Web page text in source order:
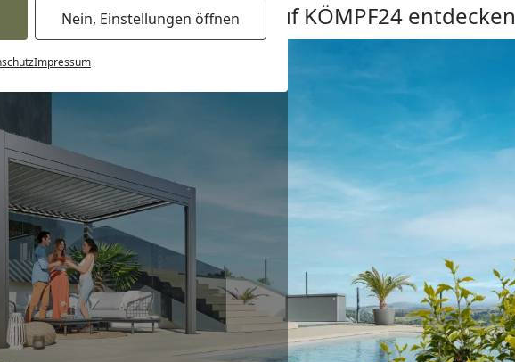
Nein, Einstellungen öffnen
Impressum
von Biohort - Auf KÖMPF24 entdecken